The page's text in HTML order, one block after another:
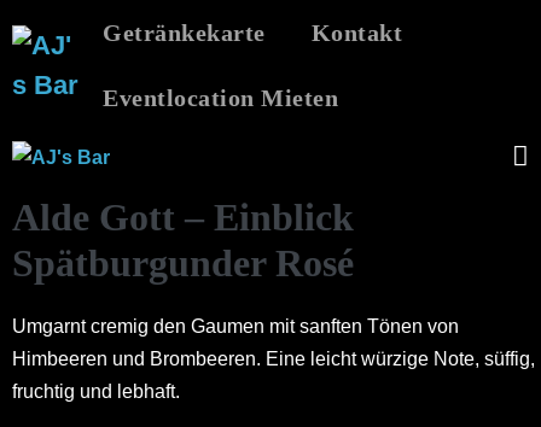
Inhalt
springen
Getränkekarte Kontakt
Eventlocation Mieten
Alde Gott – Einblick
Spätburgunder Rosé
Umgarnt cremig den Gaumen mit sanften Tönen von
Himbeeren und Brombeeren. Eine leicht würzige Note, süffig,
fruchtig und lebhaft.